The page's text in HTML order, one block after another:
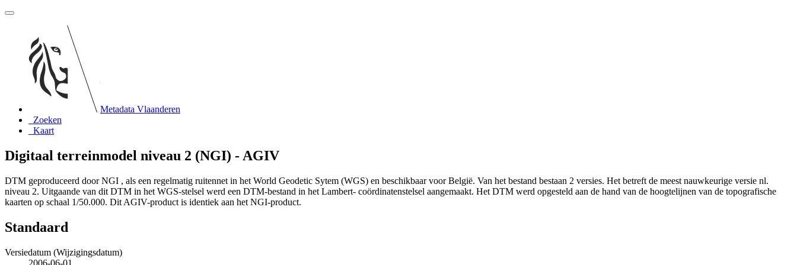
Metadata Vlaanderen
Zoeken
Kaart
Digitaal terreinmodel niveau 2 (NGI) - AGIV
DTM geproduceerd door NGI , als een regelmatig ruitennet in het World Geodetic Sytem (WGS) en beschikbaar voor België. Van het bestand bestaan 2 versies. Het betreft de meest nauwkeurige versie nl.
niveau 2. Uitgaande van dit DTM in het WGS-stelsel werd een DTM-bestand in het Lambert- coördinatenstelsel aangemaakt. Het DTM werd opgesteld aan de hand van de hoogtelijnen van de topografische
kaarten op schaal 1/50.000. Dit AGIV-product is identiek aan het NGI-product.
Standaard
Versiedatum (Wijzigingsdatum)
2006-06-01